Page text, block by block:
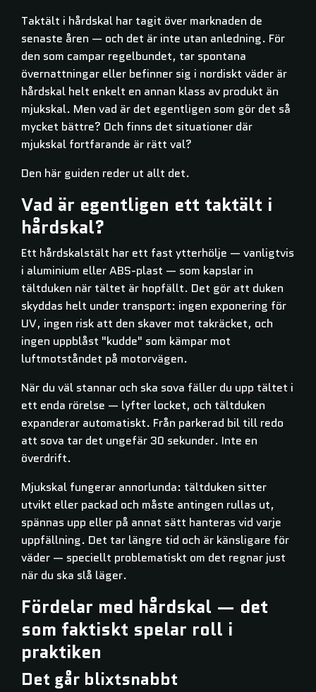
Taktält i hårdskal har tagit över marknaden de
senaste åren — och det är inte utan anledning. För
den som campar regelbundet, tar spontana
övernattningar eller befinner sig i nordiskt väder är
hårdskal helt enkelt en annan klass av produkt än
mjukskal. Men vad är det egentligen som gör det så
mycket bättre? Och finns det situationer där
mjukskal fortfarande är rätt val?
Den här guiden reder ut allt det.
Vad är egentligen ett taktält i
hårdskal?
Ett hårdskalstält har ett fast ytterhölje — vanligtvis
i aluminium eller ABS-plast — som kapslar in
tältduken när tältet är hopfällt. Det gör att duken
skyddas helt under transport: ingen exponering för
UV, ingen risk att den skaver mot takräcket, och
ingen uppblåst "kudde" som kämpar mot
luftmotståndet på motorvägen.
När du väl stannar och ska sova fäller du upp tältet i
ett enda rörelse — lyfter locket, och tältduken
expanderar automatiskt. Från parkerad bil till redo
att sova tar det ungefär 30 sekunder. Inte en
överdrift.
Mjukskal fungerar annorlunda: tältduken sitter
utvikt eller packad och måste antingen rullas ut,
spännas upp eller på annat sätt hanteras vid varje
uppfällning. Det tar längre tid och är känsligare för
väder — speciellt problematiskt om det regnar just
när du ska slå läger.
Fördelar med hårdskal — det
som faktiskt spelar roll i
praktiken
Det går blixtsnabbt